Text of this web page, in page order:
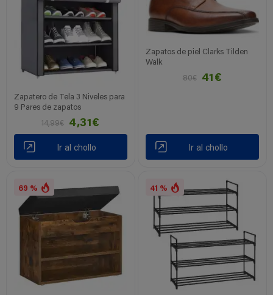
Zapatero de Tela 3 Niveles para
9 Pares de zapatos
14,99€
4,31€
Ir al chollo
Zapatos de piel Clarks Tilden
Walk
80€
41€
Ir al chollo
69 % 41 %